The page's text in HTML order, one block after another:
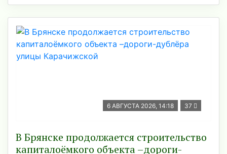
6 АВГУСТА 2026, 14:18 37
В Брянске продолжается строительство
капиталоёмкого объекта –дороги-